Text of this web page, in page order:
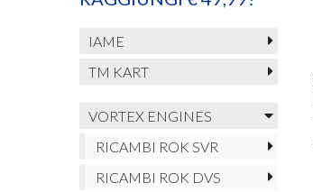
IAME
TM KART
VORTEX ENGINES
RICAMBI ROK SVR
RICAMBI ROK DVS